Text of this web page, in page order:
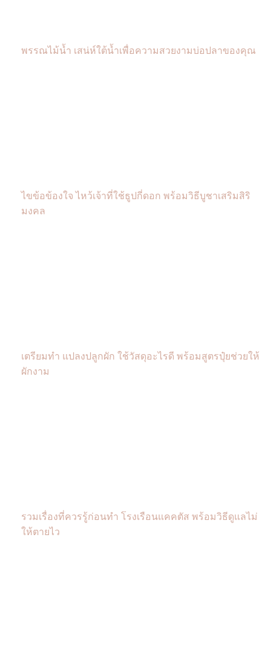
พรรณไม้น้ำ เสน่ห์ใต้น้ำเพื่อความสวยงามบ่อปลาของคุณ
ไขข้อข้องใจ ไหว้เจ้าที่ใช้ธูปกี่ดอก พร้อมวิธีบูชาเสริมสิริ
มงคล
เตรียมทำ แปลงปลูกผัก ใช้วัสดุอะไรดี พร้อมสูตรปุ๋ยช่วยให้
ผักงาม
รวมเรื่องที่ควรรู้ก่อนทำ โรงเรือนแคคตัส พร้อมวิธีดูแลไม่
ให้ตายไว